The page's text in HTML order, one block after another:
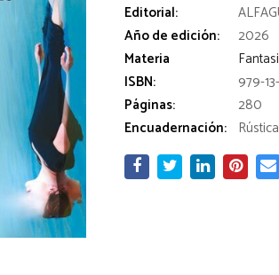
Editorial:
Año de edición:
2026
Materia
ISBN:
979-
Páginas:
280
Encuadernación: Rústica